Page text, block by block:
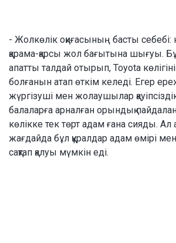
- Жолкөлік оқиғасының басты себебі:
қарама-қарсы жол бағытына шығуы.
апатты талдай отырып, Toyota
болғанын атап өткім келеді. Егер
жүргізуші мен жолаушылар
балаларға арналған орындық
көлікке тек төрт адам ғана сияды. Ал
жағдайда бұл құралдар адам өмірі
сақтап қалуы мүмкін еді.